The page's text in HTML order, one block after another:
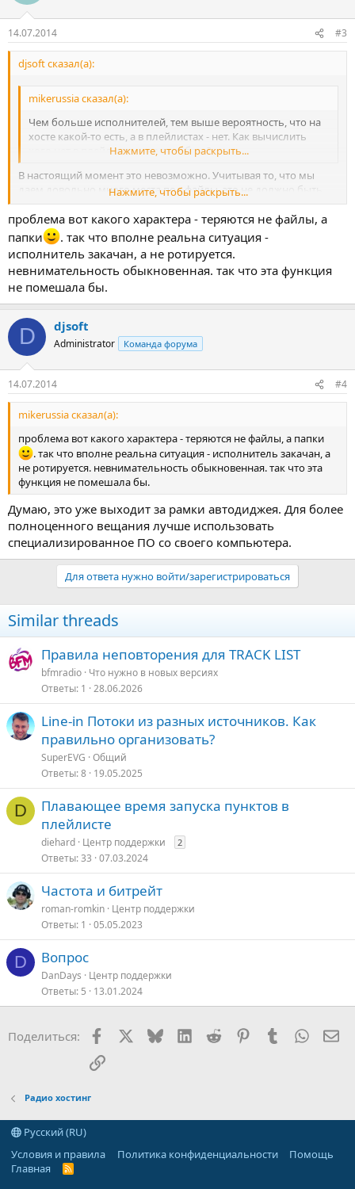
14.07.2014 #3
djsoft сказал(а):
mikerussia сказал(а):
Чем больше исполнителей, тем выше вероятность, что на
хосте какой-то есть, а в плейлистах - нет. Как вычислить
кого нет в плейлисте, но есть в базе?
Нажмите, чтобы раскрыть...
В настоящий момент это невозможно. Учитывая то, что мы
даем довольно много места под файлы, это не должно быть
проблемой.
Нажмите, чтобы раскрыть...
проблема вот какого характера - теряются не файлы, а
папки
. так что вполне реальна ситуация -
исполнитель закачан, а не ротируется.
невнимательность обыкновенная. так что эта функция
не помешала бы.
D djsoft
Administrator Команда форума
14.07.2014 #4
mikerussia сказал(а):
проблема вот какого характера - теряются не файлы, а папки
. так что вполне реальна ситуация - исполнитель закачан, а
не ротируется. невнимательность обыкновенная. так что эта
функция не помешала бы.
Думаю, это уже выходит за рамки автодиджея. Для более
полноценного вещания лучше использовать
специализированное ПО со своего компьютера.
Для ответа нужно войти/зарегистрироваться
Similar threads
Правила неповторения для TRACK LIST
bfmradio Что нужно в новых версияx
Ответы 1 28.06.2026
Line-in Потоки из разных источников. Как
правильно организовать?
SuperEVG Общий
Ответы 8 19.05.2025
D
Плавающее время запуска пунктов в
плейлисте
diehard Центр поддержки 2
Ответы 33 07.03.2024
Частота и битрейт
roman-romkin Центр поддержки
Ответы 1 05.05.2023
D Вопрос
DanDays
Центр поддержки
Ответы 5 13.01.2024
Поделиться: Facebook BlueskyLinkedIn
Reddit PinterestTumblr
Ссылка
Радио хостинг
Русский (RU)
Условия и правила
Политика конфиденциальности
Помощь
Главная
R